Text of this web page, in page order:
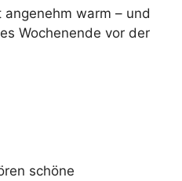
warm – und
Wochenende vor der
schöne